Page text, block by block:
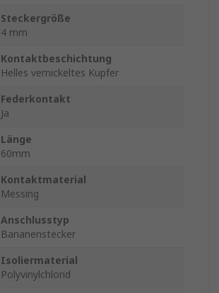
Steckergröße
4 mm
Kontaktbeschichtung
Helles vernickeltes Kupfer
Federkontakt
Ja
Länge
60mm
Kontaktmaterial
Messing
Anschlusstyp
Bananenstecker
Isoliermaterial
Polyvinylchlorid